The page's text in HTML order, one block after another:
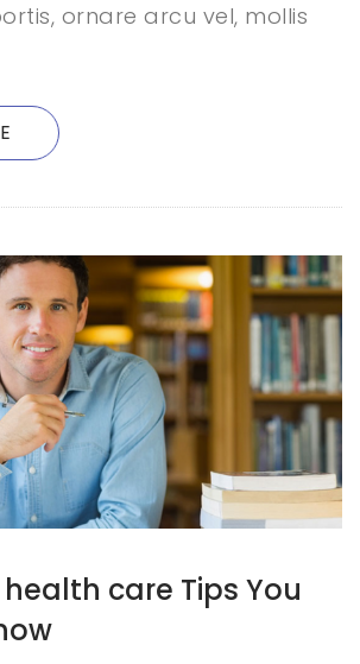
ornare arcu vel, mollis
care Tips You